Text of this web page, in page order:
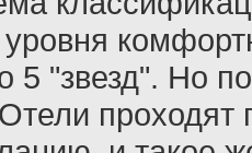
уровня
5 "звезд". Но
проходят